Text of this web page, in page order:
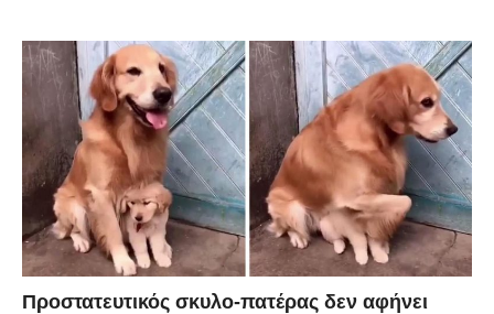
Προστατευτικός σκυλο-πατέρας δεν αφήνει